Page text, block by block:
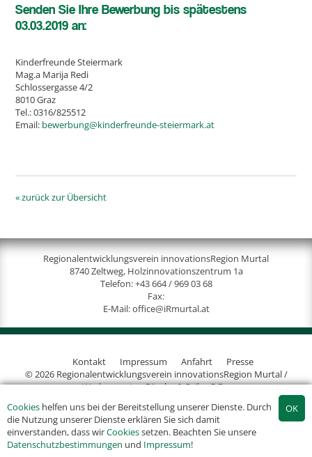
Cookies helfen uns bei der Bereitstellung unserer Dienste. Durch
die Nutzung unserer Dienste erklären Sie sich damit
einverstanden, dass wirCookiessetzen. Beachten Sie unsere
Datenschutzbestimmungen und Impressum!
Senden Sie Ihre Bewerbung bis spätestens
03.03.2019 an:
Kinderfreunde Steiermark
Mag.a Marija Redi
Schlossergasse 4/2
8010 Graz
Tel.: 0316/825512
Email: bewerbung@kinderfreunde-steiermark.at
« zurück zur Übersicht
Regionalentwicklungsverein innovationsRegion Murtal
8740 Zeltweg, Holzinnovationszentrum 1a
Telefon:+43 664 / 969 03 68
Fax:
E-Mail:office@iRmurtal.at
Kontakt Impressum Anfahrt
Presse
© 2026 Regionalentwicklungsverein innovationsRegion Murtal /
Werbeagentur Gössler & Sailer OG